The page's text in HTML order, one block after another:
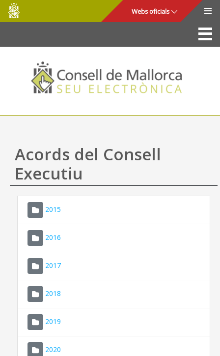
Salta al contingut principal
Consell
de
Mallorca
Webs oficials
La Seu
Consell de Mallorca
Accés i seguretat
Utilitats
Ajuda
Acords del Consell
Executiu
2015
2016
2017
2018
2019
2020